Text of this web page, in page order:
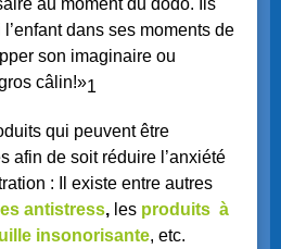
dans ses moments de
son imaginaire ou
câlin!»1
qui peuvent être
afin de soit réduire l’anxiété
: Il existe entre autres
antistress,les produits à
insonorisante, etc.